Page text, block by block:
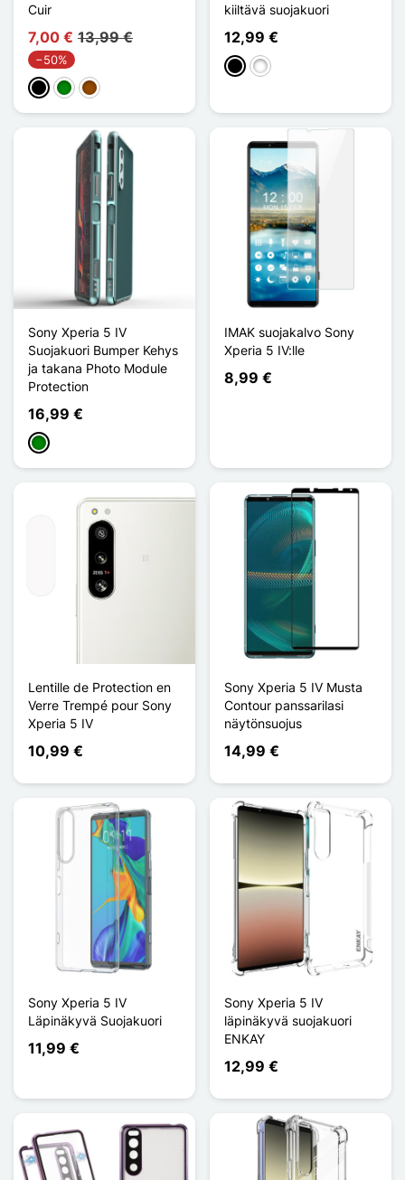
Cuir
7,00 € 13,99 €
−50%
MustaVihreäRuskea
kiiltävä suojakuori
12,99 €
MustaValkoinen
Sony Xperia 5 IV
Suojakuori Bumper Kehys
ja takana Photo Module
Protection
16,99 €
Vihreä
IMAK suojakalvo Sony
Xperia 5 IV:lle
8,99 €
Lentille de Protection en
Verre Trempé pour Sony
Xperia 5 IV
10,99 €
Sony Xperia 5 IV Musta
Contour panssarilasi
näytönsuojus
14,99 €
Sony Xperia 5 IV
Läpinäkyvä Suojakuori
11,99 €
Sony Xperia 5 IV
läpinäkyvä suojakuori
ENKAY
12,99 €